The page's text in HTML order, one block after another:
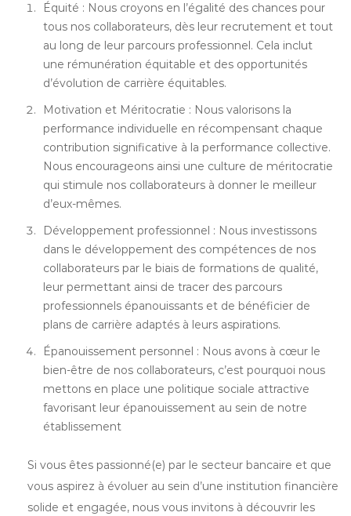
Équité : Nous croyons en l’égalité des chances pour
tous nos collaborateurs, dès leur recrutement et tout
au long de leur parcours professionnel. Cela inclut
une rémunération équitable et des opportunités
d’évolution de carrière équitables.
Motivation et Méritocratie : Nous valorisons la
performance individuelle en récompensant chaque
contribution significative à la performance collective.
Nous encourageons ainsi une culture de méritocratie
qui stimule nos collaborateurs à donner le meilleur
d’eux-mêmes.
Développement professionnel : Nous investissons
dans le développement des compétences de nos
collaborateurs par le biais de formations de qualité,
leur permettant ainsi de tracer des parcours
professionnels épanouissants et de bénéficier de
plans de carrière adaptés à leurs aspirations.
Épanouissement personnel : Nous avons à cœur le
bien-être de nos collaborateurs, c’est pourquoi nous
mettons en place une politique sociale attractive
favorisant leur épanouissement au sein de notre
établissement
Si vous êtes passionné(e) par le secteur bancaire et que
vous aspirez à évoluer au sein d’une institution financière
solide et engagée, nous vous invitons à découvrir les